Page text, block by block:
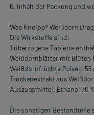
6. Inhalt der Packung und
Was Kneipp® Weißdorn
Die Wirkstoffe sind:
1 überzogene Tablette
Weißdornblätter mit Blüten
Weißdornfrüchte Pulver: 55
Trockenextrakt aus
Auszugsmittel: Ethanol 70
Die sonstigen Bestandteile